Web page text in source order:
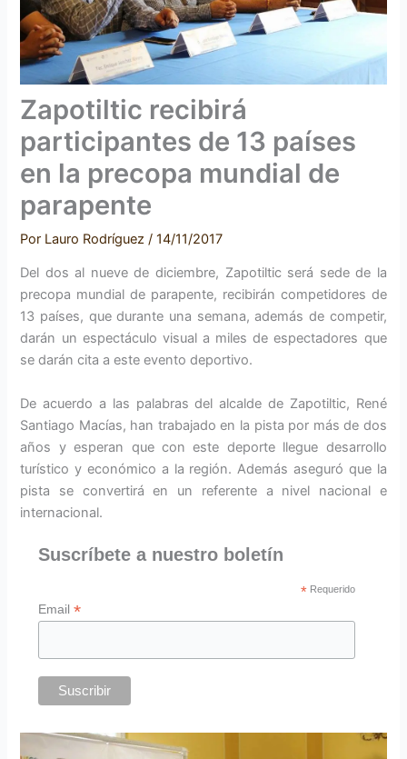
Zapotiltic recibirá
participantes de 13 países
en la precopa mundial de
parapente
Por Lauro Rodríguez/14/11/2017
Del dos al nueve de diciembre, Zapotiltic será sede de la
precopa mundial de parapente, recibirán competidores de
13 países, que durante una semana, además de competir,
darán un espectáculo visual a miles de espectadores que
se darán cita a este evento deportivo.
De acuerdo a las palabras del alcalde de Zapotiltic, René
Santiago Macías, han trabajado en la pista por más de dos
años y esperan que con este deporte llegue desarrollo
turístico y económico a la región. Además aseguró que la
pista se convertirá en un referente a nivel nacional e
internacional.
Suscríbete a nuestro boletín
* Requerido
Email*